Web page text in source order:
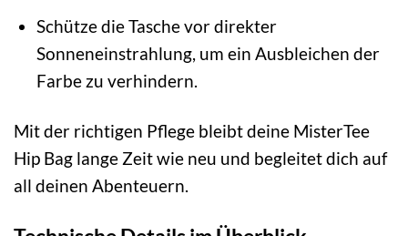
Schütze die Tasche vor direkter
Sonneneinstrahlung, um ein Ausbleichen der
Farbe zu verhindern.
Mit der richtigen Pflege bleibt deine MisterTee
Hip Bag lange Zeit wie neu und begleitet dich auf
all deinen Abenteuern.